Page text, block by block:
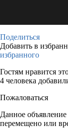
Поделиться
Добавить в
избранного
Гостям нравится
4 человека
Пожаловаться
Данное
перемещено или